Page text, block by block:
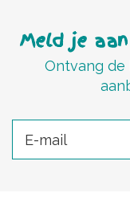
Meld je
Ontvang de